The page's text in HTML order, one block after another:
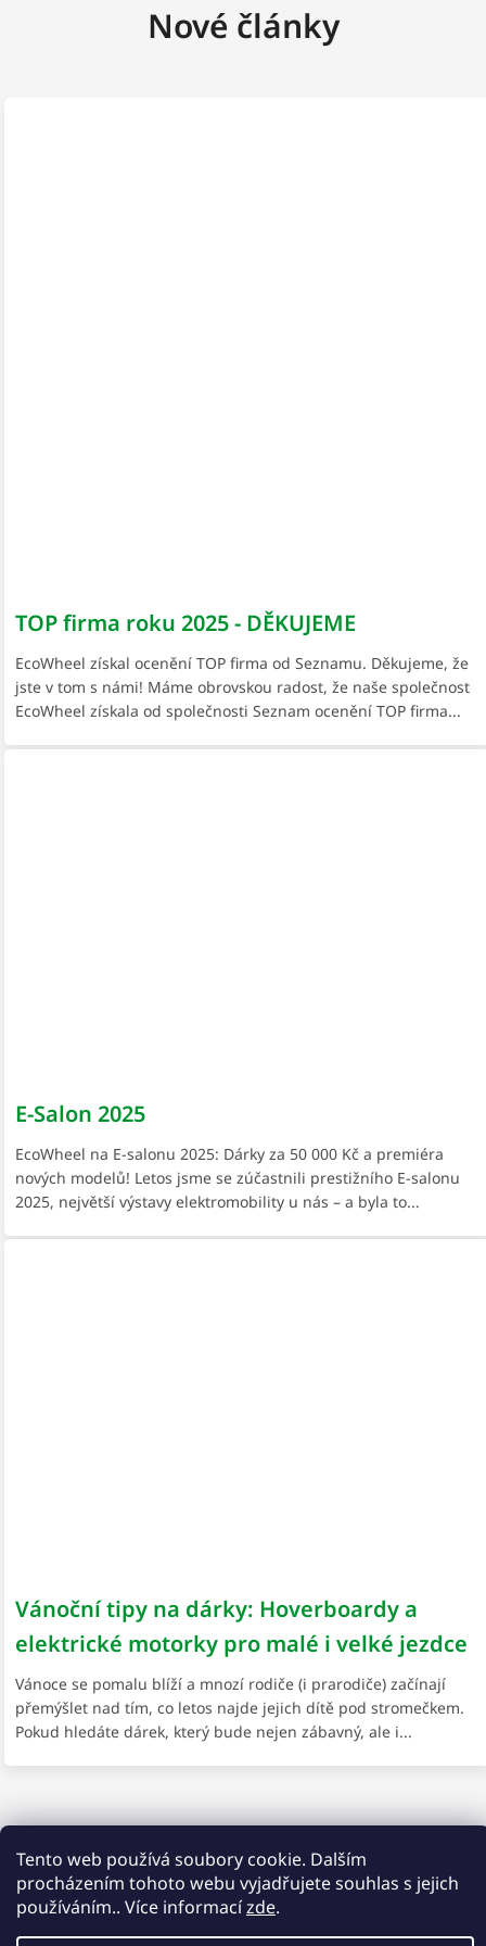
Tento web používá soubory cookie. Dalším
procházením tohoto webu vyjadřujete souhlas s jejich
používáním.. Více informacízde.
Nové články
TOP firma roku 2025 - DĚKUJEME
EcoWheel získal ocenění TOP firma od Seznamu. Děkujeme, že
jste v tom s námi! Máme obrovskou radost, že naše společnost
EcoWheel získala od společnosti Seznam ocenění TOP firma...
E-Salon 2025
EcoWheel na E-salonu 2025: Dárky za 50 000 Kč a premiéra
nových modelů! Letos jsme se zúčastnili prestižního E-salonu
2025, největší výstavy elektromobility u nás – a byla to...
Vánoční tipy na dárky: Hoverboardy a
elektrické motorky pro malé i velké jezdce
Vánoce se pomalu blíží a mnozí rodiče (i prarodiče) začínají
přemýšlet nad tím, co letos najde jejich dítě pod stromečkem.
Pokud hledáte dárek, který bude nejen zábavný, ale i...